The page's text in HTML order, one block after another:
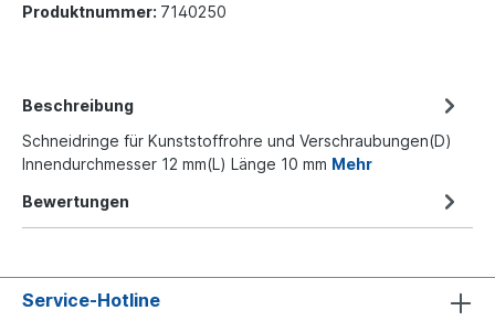
Produktnummer: 7140250
Beschreibung
Schneidringe für Kunststoffrohre und Verschraubungen(D)
Innendurchmesser 12 mm(L) Länge 10 mm Mehr
Bewertungen
Service-Hotline